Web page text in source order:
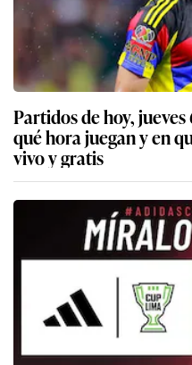
Partidos de hoy,
qué hora juegan y en
vivo y gratis